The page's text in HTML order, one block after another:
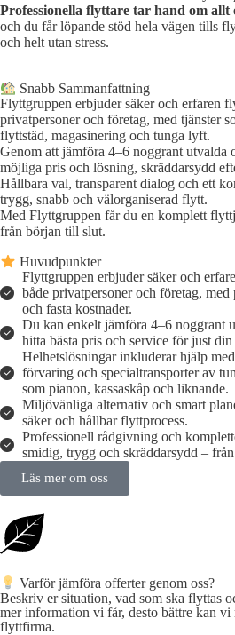
Professionella flyttare tar hand om allt
och du får löpande stöd hela vägen tills
och helt utan stress.
Snabb Sammanfattning
Flyttgruppen erbjuder säker och erfaren
privatpersoner och företag, med tjänster
flyttstäd, magasinering och tunga lyft.
Genom att jämföra 4–6 noggrant utvalda
möjliga pris och lösning, skräddarsydd
Hållbara val, transparent dialog och ett
trygg, snabb och välorganiserad flytt.
Med Flyttgruppen får du en komplett
från början till slut.
Huvudpunkter
Flyttgruppen erbjuder säker och
både privatpersoner och företag, med
och fasta kostnader.
Du kan enkelt jämföra 4–6 noggrant
hitta bästa pris och service för just
Helhetslösningar inkluderar hjälp
förvaring och specialtransporter av
som pianon, kassaskåp och liknande.
Miljövänliga alternativ och smart
säker och hållbar flyttprocess.
Professionell rådgivning och
smidig, trygg och skräddarsydd –
Läs mer om oss
Varför jämföra offerter genom oss?
Beskriv er situation, vad som ska flyttas
mer information vi får, desto bättre kan vi
flyttfirma.